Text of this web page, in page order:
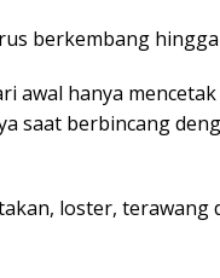
berkembang
awal hanya
saat berbincang
loster,